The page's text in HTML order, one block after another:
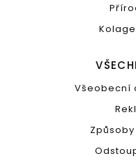
Všeobecní